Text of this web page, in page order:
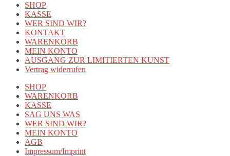
SHOP
KASSE
WER SIND WIR?
KONTAKT
WARENKORB
MEIN KONTO
AUSGANG ZUR LIMITIERTEN KUNST
Vertrag widerrufen
SHOP
WARENKORB
KASSE
SAG UNS WAS
WER SIND WIR?
MEIN KONTO
AGB
Impressum/Imprint